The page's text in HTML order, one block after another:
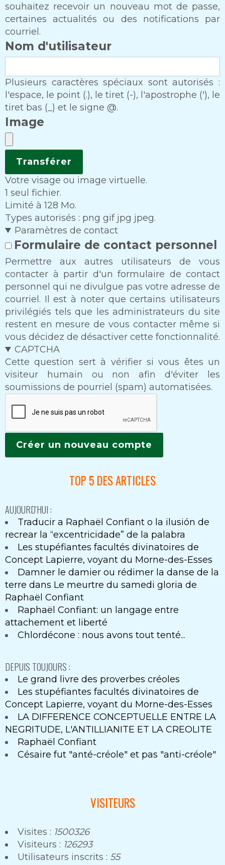
souhaitez recevoir un nouveau mot de passe,
certaines actualités ou des notifications par
courriel.
Nom d'utilisateur
Plusieurs caractères spéciaux sont autorisés :
l'espace, le point (.), le tiret (-), l'apostrophe ('), le
tiret bas (_) et le signe @.
Image
Votre visage ou image virtuelle.
1 seul fichier.
Limité à 128 Mo.
Types autorisés : png gif jpg jpeg.
Paramètres de contact
Formulaire de contact personnel
Permettre aux autres utilisateurs de vous
contacter à partir d'un formulaire de contact
personnel qui ne divulgue pas votre adresse de
courriel. Il est à noter que certains utilisateurs
privilégiés tels que les administrateurs du site
restent en mesure de vous contacter même si
vous décidez de désactiver cette fonctionnalité.
CAPTCHA
Cette question sert à vérifier si vous êtes un
visiteur humain ou non afin d'éviter les
soumissions de pourriel (spam) automatisées.
TOP 5 DES ARTICLES
AUJOURD'HUI :
Traducir a Raphaël Confiant o la ilusión de
recrear la “excentricidade” de la palabra
Les stupéfiantes facultés divinatoires de
Concept Lapierre, voyant du Morne-des-Esses
Damner le damier ou rédimer la danse de la
terre dans Le meurtre du samedi gloria de
Raphaël Confiant
Raphaël Confiant: un langage entre
attachement et liberté
Chlordécone : nous avons tout tenté...
DEPUIS TOUJOURS :
Le grand livre des proverbes créoles
Les stupéfiantes facultés divinatoires de
Concept Lapierre, voyant du Morne-des-Esses
LA DIFFERENCE CONCEPTUELLE ENTRE LA
NEGRITUDE, L'ANTILLIANITE ET LA CREOLITE
Raphaël Confiant
Césaire fut "anté-créole" et pas "anti-créole"
VISITEURS
Visites : 1500326
Visiteurs : 126293
Utilisateurs inscrits : 55